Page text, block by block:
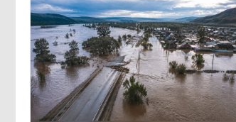
19:02, 5 августа Когда ждать денег?
Забайкалье — в списке регионов,
где бюджетники могут остаться без
выплат
17:30, 5 августа «Их масштаб может
превысить весь наш опыт»: Осипов